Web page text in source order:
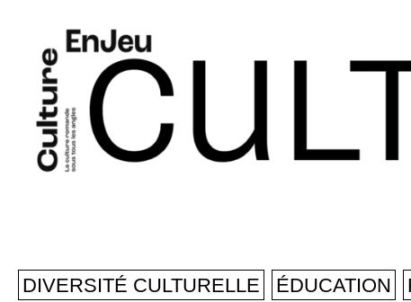
DIVERSITÉ CULTURELLE ÉDUCATION